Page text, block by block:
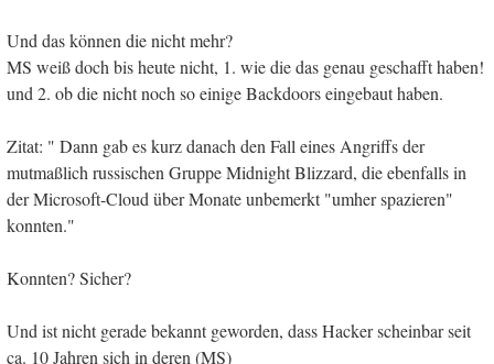
Und das können die nicht mehr?
MS weiß doch bis heute nicht, 1. wie die das genau geschafft haben!
und 2. ob die nicht noch so einige Backdoors eingebaut haben.
Zitat: " Dann gab es kurz danach den Fall eines Angriffs der
mutmaßlich russischen Gruppe Midnight Blizzard, die ebenfalls in
der Microsoft-Cloud über Monate unbemerkt "umher spazieren"
konnten."
Konnten? Sicher?
Und ist nicht gerade bekannt geworden, dass Hacker scheinbar seit
ca. 10 Jahren sich in deren (MS)